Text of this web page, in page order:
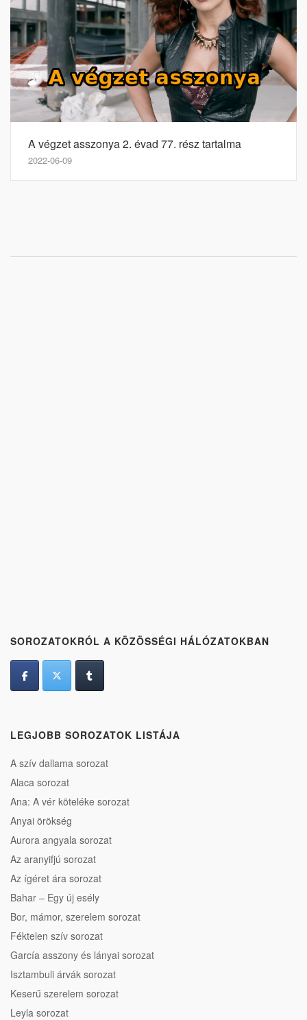
A végzet asszonya 2. évad 77. rész tartalma
2022-06-09
SOROZATOKRÓL A KÖZÖSSÉGI HÁLÓZATOKBAN
LEGJOBB SOROZATOK LISTÁJA
A szív dallama sorozat
Alaca sorozat
Ana: A vér köteléke sorozat
Anyai örökség
Aurora angyala sorozat
Az aranyifjú sorozat
Az ígéret ára sorozat
Bahar – Egy új esély
Bor, mámor, szerelem sorozat
Féktelen szív sorozat
García asszony és lányai sorozat
Isztambuli árvák sorozat
Keserű szerelem sorozat
Leyla sorozat